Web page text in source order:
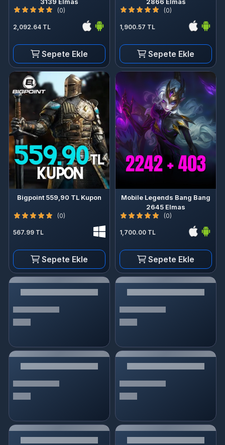
(0)
2,092.64 TL
Sepete Ekle
(0)
1,900.57 TL
Sepete Ekle
Bigpoint 559,90 TL Kupon
(0)
567.99 TL
Sepete Ekle
Mobile Legends Bang Bang
2645 Elmas
(0)
1,700.00 TL
Sepete Ekle